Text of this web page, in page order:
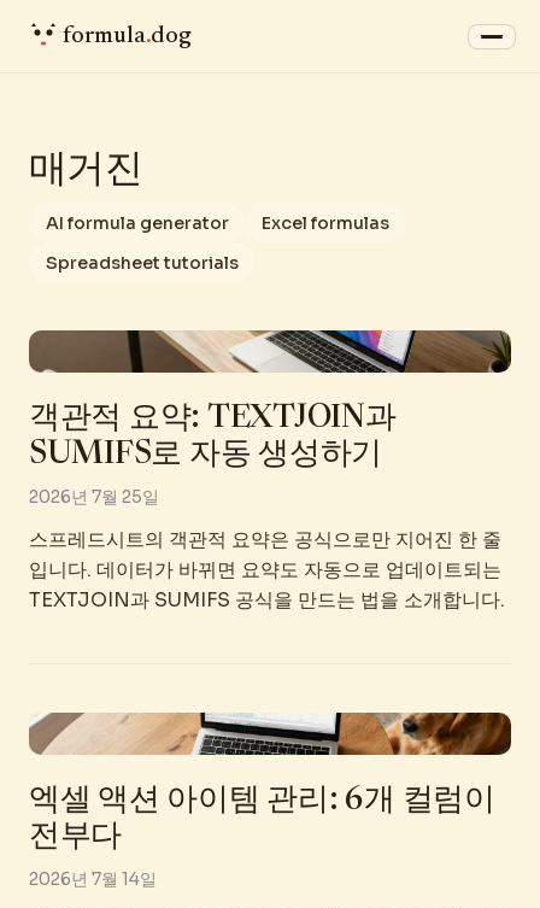
매거진
AI formula generator
Excel formulas
Spreadsheet tutorials
객관적 요약: TEXTJOIN과
SUMIFS로 자동 생성하기
2026년 7월 25일
스프레드시트의 객관적 요약은 공식으로만 지어진 한 줄
입니다. 데이터가 바뀌면 요약도 자동으로 업데이트되는
TEXTJOIN과 SUMIFS 공식을 만드는 법을 소개합니다.
엑셀 액션 아이템 관리: 6개 컬럼이
전부다
2026년 7월 14일
formula.dog